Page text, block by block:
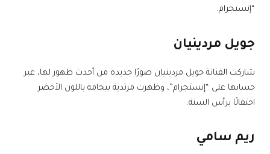
“إنستجرام.
جويل مردينيان
شاركت الفنانة جويل مردينيان صورًا جديدة من أحدث ظهور لها، عبر
حسابها على “إنستجرام”، وظهرت مرتدية بيجامة باللون الأخضر
احتفالًا برأس السنة.
ريم سامي